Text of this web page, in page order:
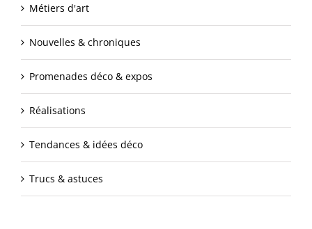
Métiers d'art
Nouvelles & chroniques
Promenades déco & expos
Réalisations
Tendances & idées déco
Trucs & astuces